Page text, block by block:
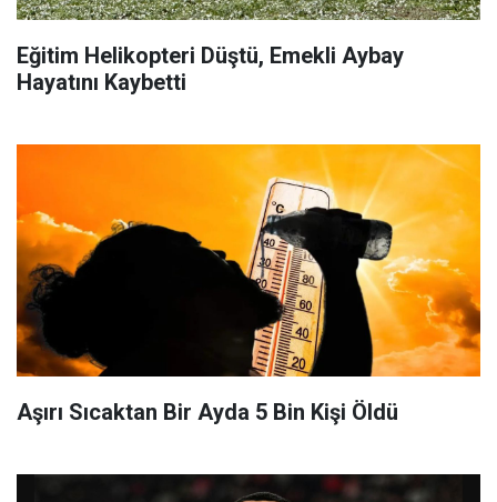
Eğitim Helikopteri Düştü, Emekli Aybay
Hayatını Kaybetti
Aşırı Sıcaktan Bir Ayda 5 Bin Kişi Öldü